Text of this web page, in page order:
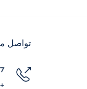
تواصل
+201050408834